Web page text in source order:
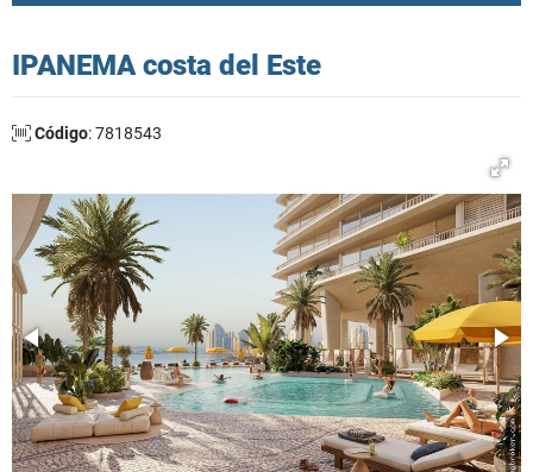
IPANEMA costa del Este
Código: 7818543